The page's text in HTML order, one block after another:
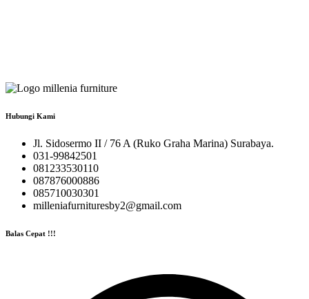
Hubungi Kami
Jl. Sidosermo II / 76 A (Ruko Graha Marina) Surabaya.
031-99842501
081233530110
087876000886
085710030301
milleniafurnituresby2@gmail.com
Balas Cepat !!!